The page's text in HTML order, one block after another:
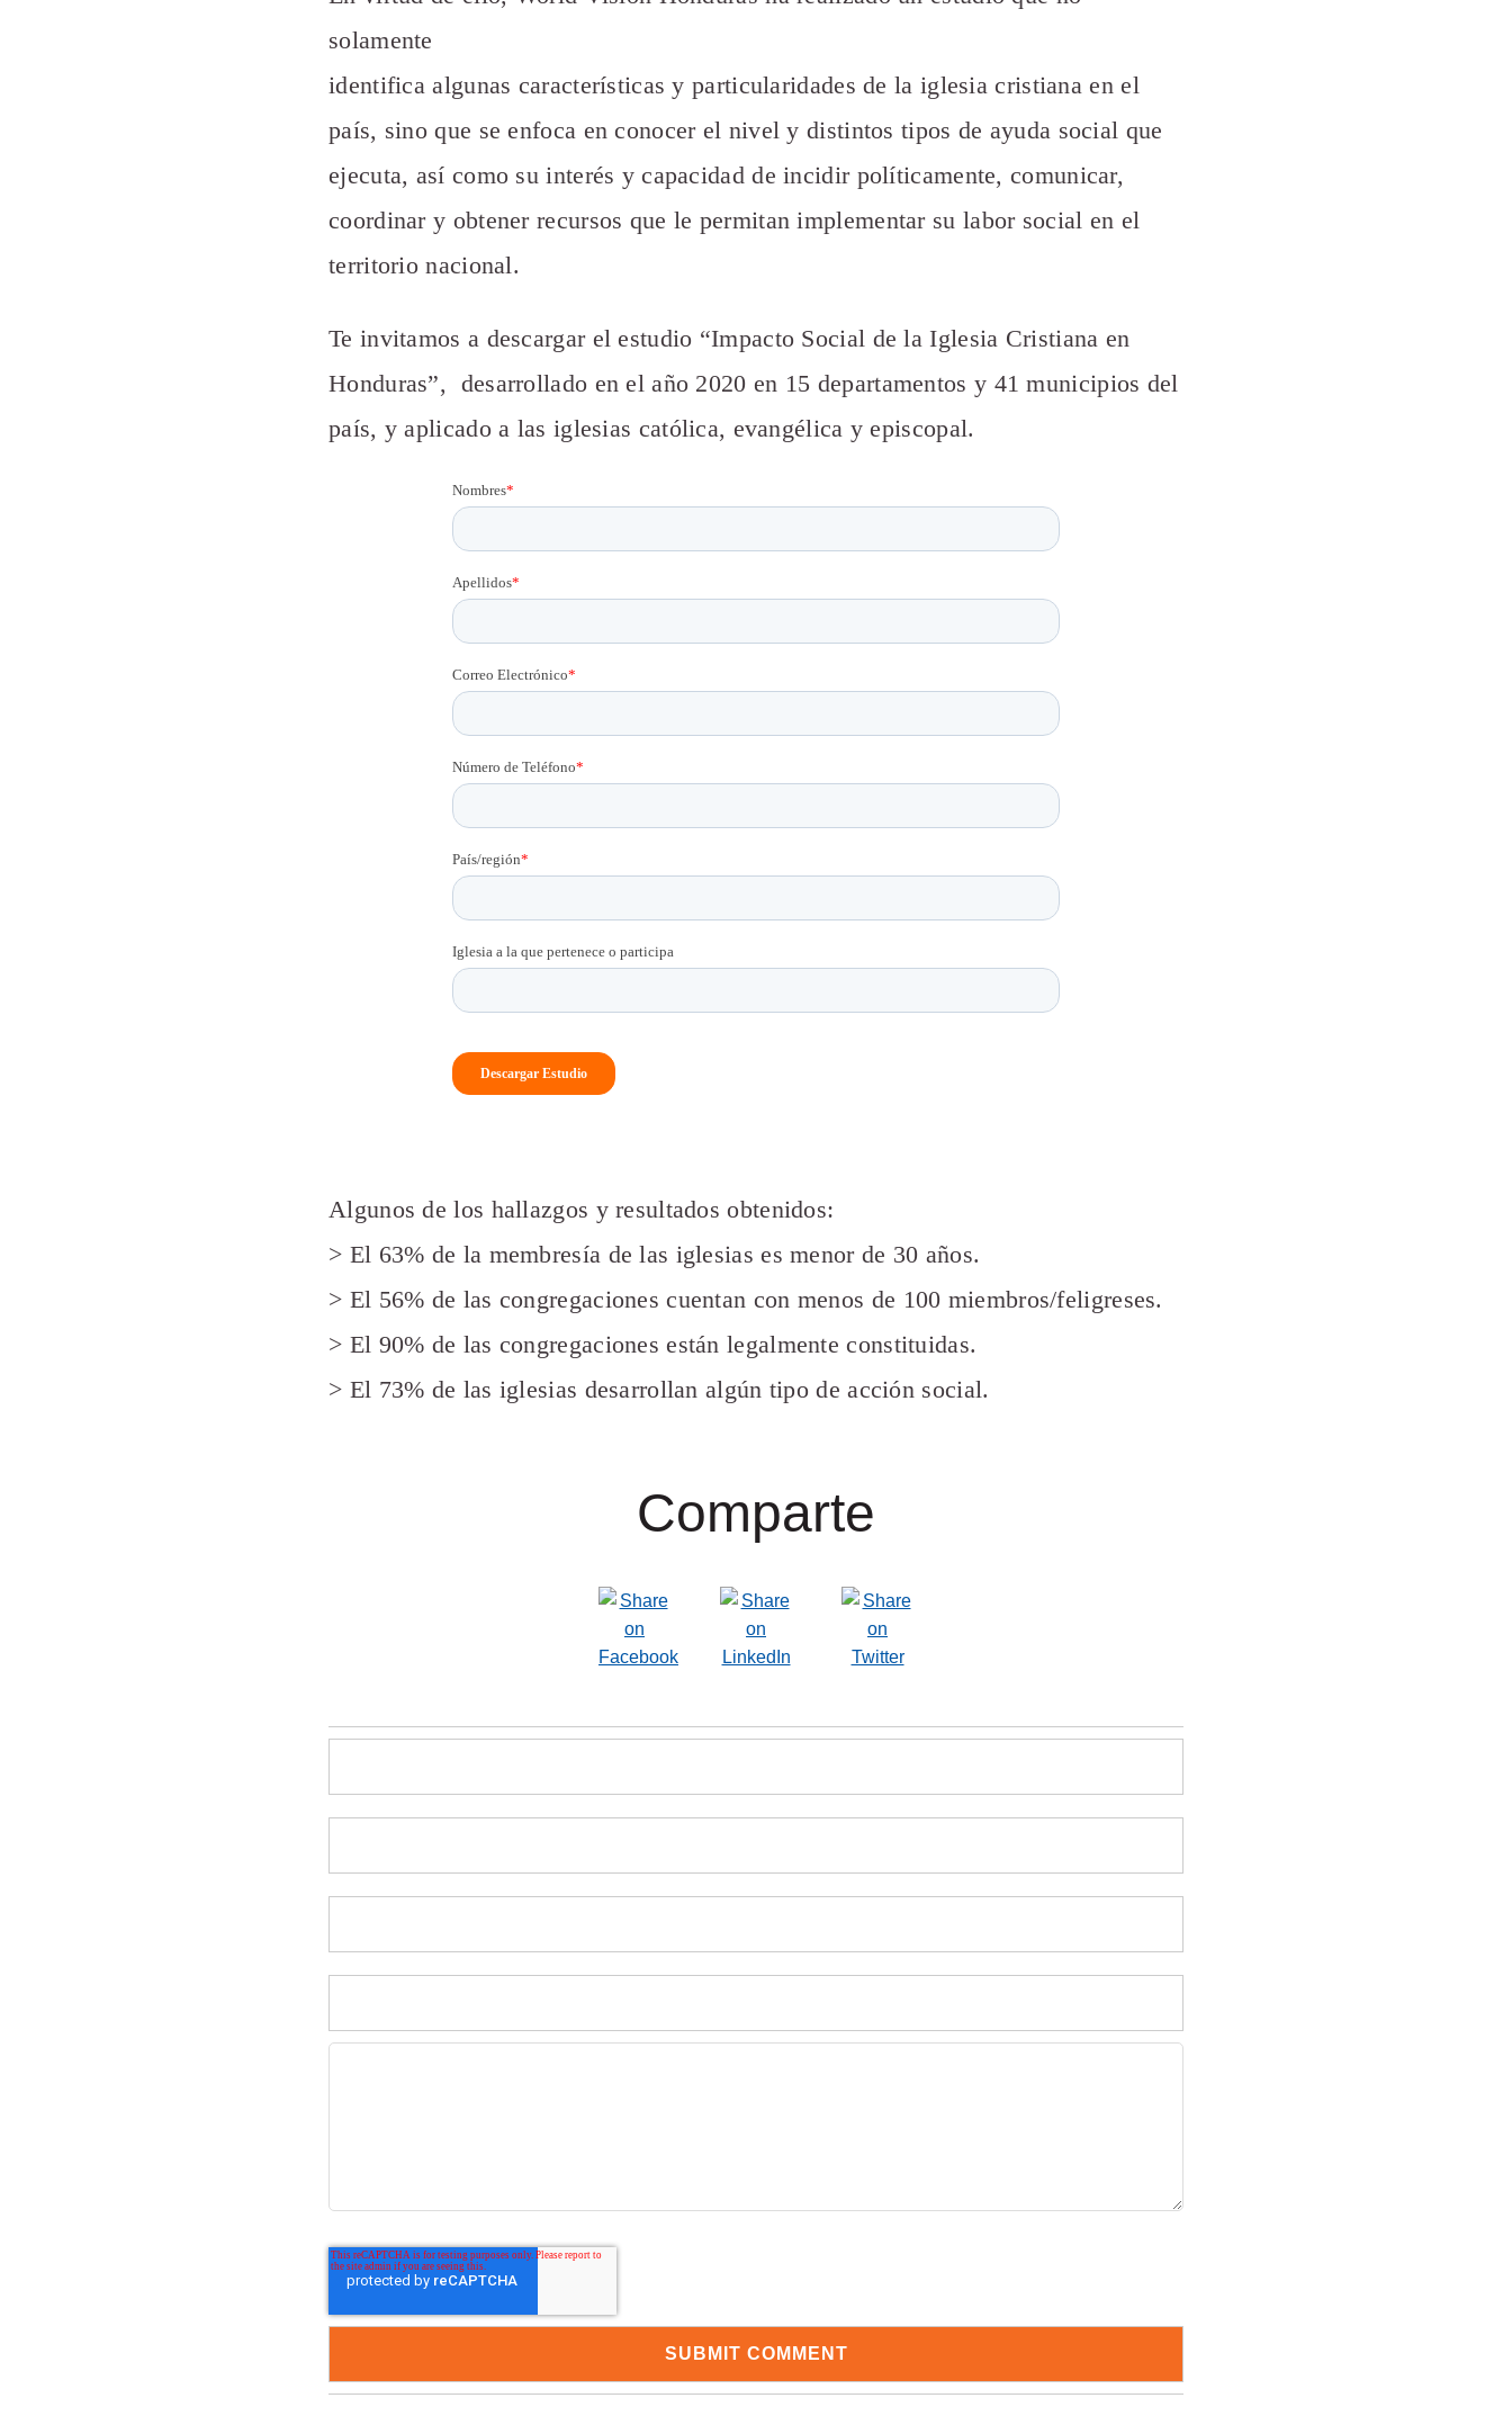
solamente
identifica algunas características y particularidades de la iglesia cristiana en el
país, sino que se enfoca en conocer el nivel y distintos tipos de ayuda social que
ejecuta, así como su interés y capacidad de incidir políticamente, comunicar,
coordinar y obtener recursos que le permitan implementar su labor social en el
territorio nacional.
Te invitamos a descargar el estudio “Impacto Social de la Iglesia Cristiana en
Honduras”, desarrollado en el año 2020 en 15 departamentos y 41 municipios del
país, y aplicado a las iglesias católica, evangélica y episcopal.
Algunos de los hallazgos y resultados obtenidos:
> El 63% de la membresía de las iglesias es menor de 30 años.
> El 56% de las congregaciones cuentan con menos de 100 miembros/feligreses.
> El 90% de las congregaciones están legalmente constituidas.
> El 73% de las iglesias desarrollan algún tipo de acción social.
Comparte